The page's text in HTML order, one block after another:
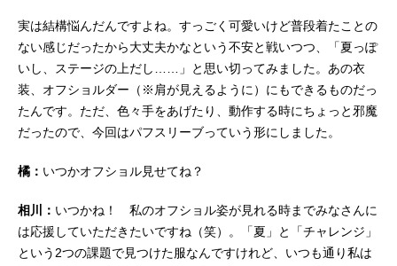
実は結構悩んだんですよね。すっごく可愛いけど普段着たことの
ない感じだったから大丈夫かなという不安と戦いつつ、「夏っぽ
いし、ステージの上だし……」と思い切ってみました。あの衣
装、オフショルダー（※肩が見えるように）にもできるものだっ
たんです。ただ、色々手をあげたり、動作する時にちょっと邪魔
だったので、今回はパフスリーブっていう形にしました。
橘： いつかオフショル見せてね？
相川： いつかね！ 私のオフショル姿が見れる時までみなさんに
は応援していただきたいですね（笑）。「夏」と「チャレンジ」
という2つの課題で見つけた服なんですけれど、いつも通り私は